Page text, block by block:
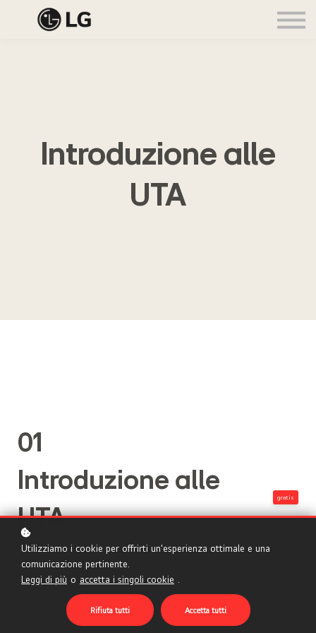
Introduzione alle
UTA
01
Introduzione alle
UTA
gratis
Introduzione UTA
Utilizziamo i cookie per offrirti un'esperienza ottimale e una
comunicazione pertinente.
Leggi di più o accetta i singoli cookie
Rifiuta tutti Accetta tutti